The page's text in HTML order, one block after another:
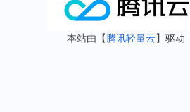
本站由【腾讯轻量云】驱动